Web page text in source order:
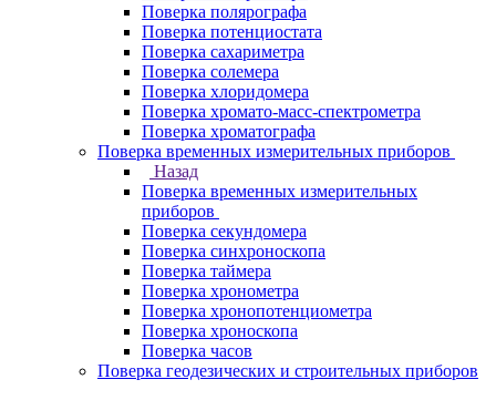
Поверка полярографа
Поверка потенциостата
Поверка сахариметра
Поверка солемера
Поверка хлоридомера
Поверка хромато-масс-спектрометра
Поверка хроматографа
Поверка временных измерительных приборов
Назад
Поверка временных измерительных
приборов
Поверка секундомера
Поверка синхроноскопа
Поверка таймера
Поверка хронометра
Поверка хронопотенциометра
Поверка хроноскопа
Поверка часов
Поверка геодезических и строительных приборов